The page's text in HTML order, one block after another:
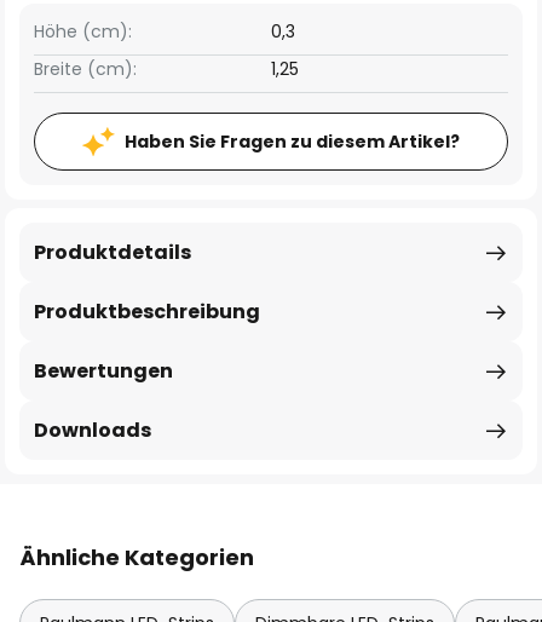
Breite (cm): 1,25
Höhe (cm): 0,3
Haben Sie Fragen zu diesem Artikel?
Produktbeschreibung
Produktdetails
Bewertungen
Downloads
Ähnliche Kategorien